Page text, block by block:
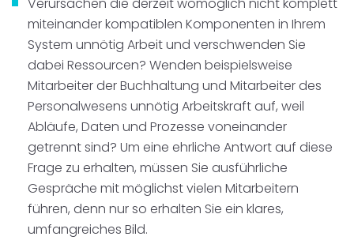
miteinander kompatiblen Komponenten in Ihrem
System unnötig Arbeit und verschwenden Sie
dabei Ressourcen? Wenden beispielsweise
Mitarbeiter der Buchhaltung und Mitarbeiter des
Personalwesens unnötig Arbeitskraft auf, weil
Abläufe, Daten und Prozesse voneinander
getrennt sind? Um eine ehrliche Antwort auf diese
Frage zu erhalten, müssen Sie ausführliche
Gespräche mit möglichst vielen Mitarbeitern
führen, denn nur so erhalten Sie ein klares,
umfangreiches Bild.